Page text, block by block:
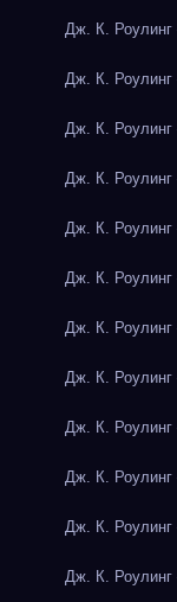
Дж. К. Роулинг
Дж. К. Роулинг
Дж. К. Роулинг
Дж. К. Роулинг
Дж. К. Роулинг
Дж. К. Роулинг
Дж. К. Роулинг
Дж. К. Роулинг
Дж. К. Роулинг
Дж. К. Роулинг
Дж. К. Роулинг
Дж. К. Роулинг